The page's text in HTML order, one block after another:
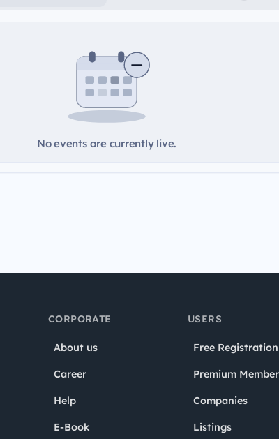
No events are currently live.
CORPORATE
About us
Career
Help
E-Book
USERS
Free Registration
Premium
Companies
Listings